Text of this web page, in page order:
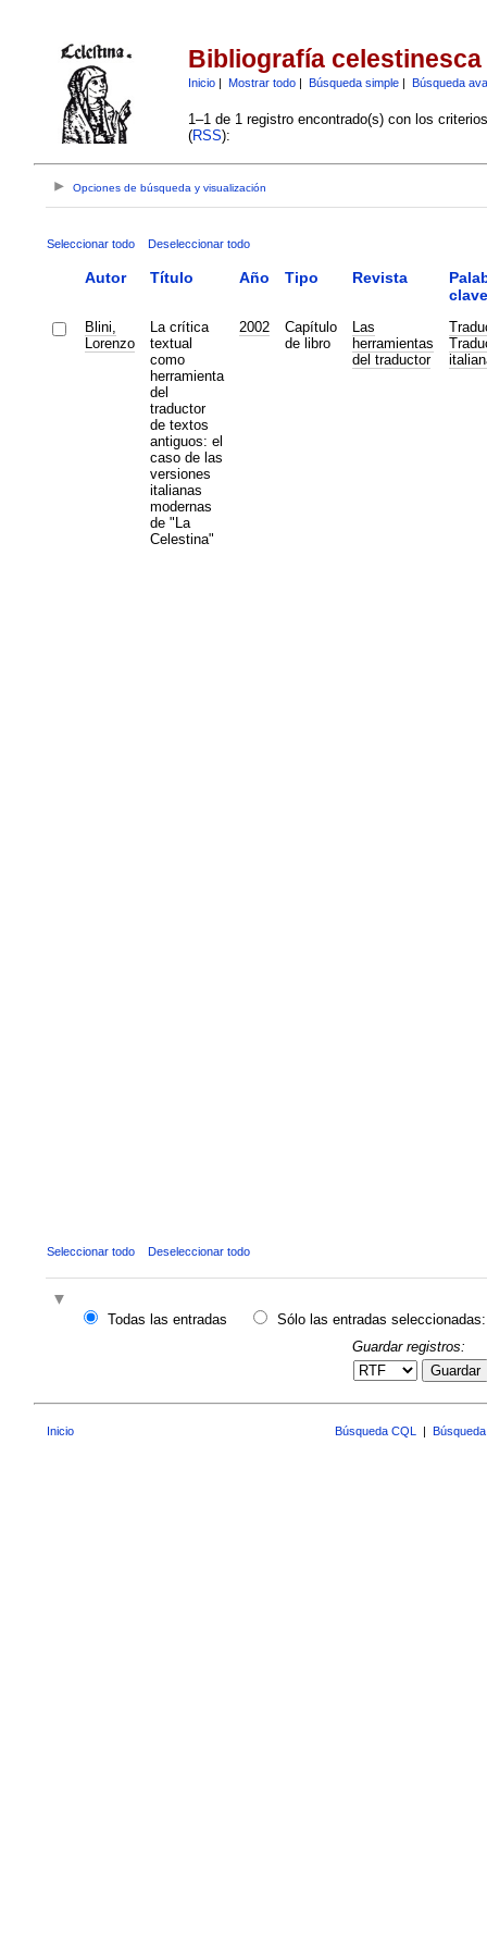
Bibliografía celestinesca
Inicio| Mostrar todo| Búsqueda simple| Búsqueda
1–1 de 1 registro encontrado(s) con los
(RSS):
Opciones de búsqueda y visualización
Seleccionar todo Deseleccionar todo
Autor Título Año Tipo Revista
clave
Blini,
Lorenzo
La crítica
textual
como
herramienta
del
traductor
de textos
antiguos: el
caso de las
versiones
italianas
modernas
de "La
Celestina"
2002
Capítulo
de libro
Las
herramientas
del traductor
Seleccionar todo Deseleccionar todo
Todas las entradas
Sólo las entradas seleccionadas:
Guardar registros:
Guardar
Inicio Búsqueda CQL